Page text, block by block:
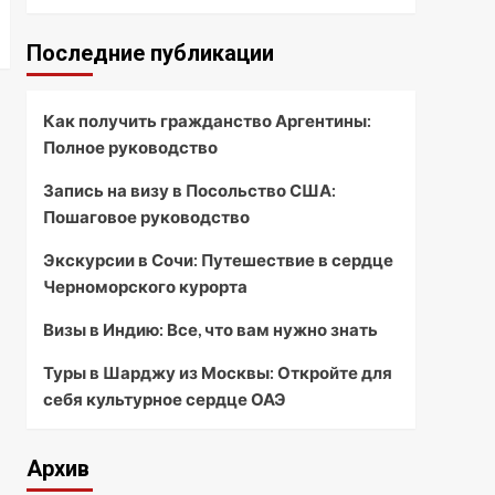
Последние публикации
Как получить гражданство Аргентины:
Полное руководство
Запись на визу в Посольство США:
Пошаговое руководство
Экскурсии в Сочи: Путешествие в сердце
Черноморского курорта
Визы в Индию: Все, что вам нужно знать
Туры в Шарджу из Москвы: Откройте для
себя культурное сердце ОАЭ
Архив